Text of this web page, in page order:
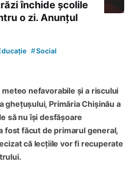
închide școlile
o zi. Anunțul
#Social
nefavorabile și a riscului
ghețușului, Primăria Chișinău a
să nu își desfășoare
fost făcut de primarul general,
că lecțiile vor fi recuperate